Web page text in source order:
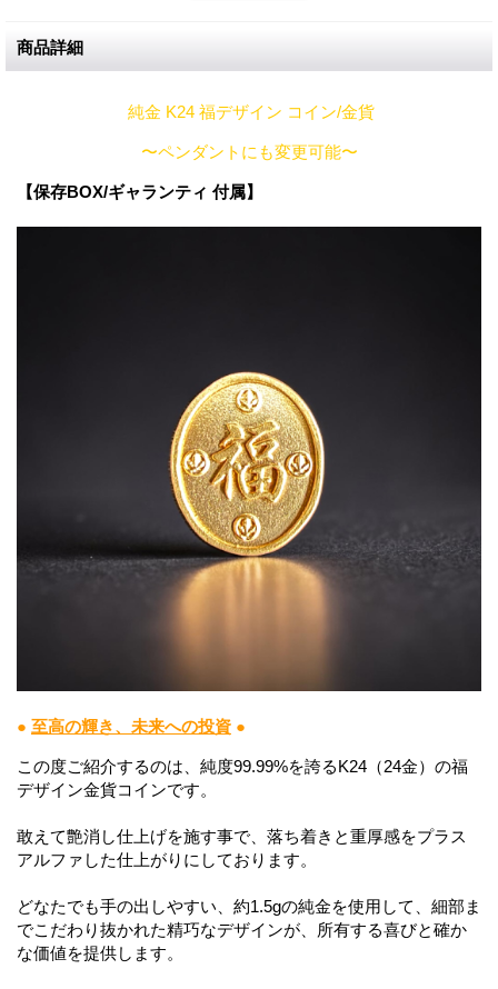
商品詳細
純金 K24 福デザイン コイン/金貨
〜ペンダントにも変更可能〜
【保存BOX/ギャランティ 付属】
● 至高の輝き、未来への投資 ●
この度ご紹介するのは、純度99.99%を誇るK24（24金）の福
デザイン金貨コインです。
敢えて艶消し仕上げを施す事で、落ち着きと重厚感をプラス
アルファした仕上がりにしております。
どなたでも手の出しやすい、約1.5gの純金を使用して、細部ま
でこだわり抜かれた精巧なデザインが、所有する喜びと確か
な価値を提供します。